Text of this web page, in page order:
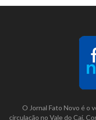
O Jornal Fato Novo é o
circulação no Vale do Caí.